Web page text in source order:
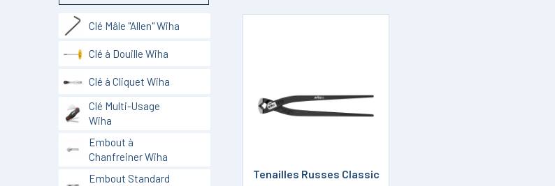
Clé Mâle "Allen" Wiha
Clé à Douille Wiha
Clé à Cliquet Wiha
Clé Multi-Usage
Wiha
Embout à
Chanfreiner Wiha
Embout Standard
Tenailles Russes Classic